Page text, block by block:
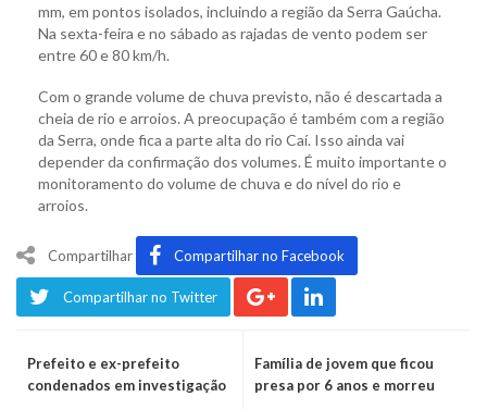
mm, em pontos isolados, incluindo a região da Serra Gaúcha.
Na sexta-feira e no sábado as rajadas de vento podem ser
entre 60 e 80 km/h.
Com o grande volume de chuva previsto, não é descartada a
cheia de rio e arroios. A preocupação é também com a região
da Serra, onde fica a parte alta do rio Caí. Isso ainda vai
depender da confirmação dos volumes. É muito importante o
monitoramento do volume de chuva e do nível do rio e
arroios.
Compartilhar Compartilhar no Facebook
Compartilhar no Twitter
Prefeito e ex-prefeito
condenados em investigação
Família de jovem que ficou
presa por 6 anos e morreu